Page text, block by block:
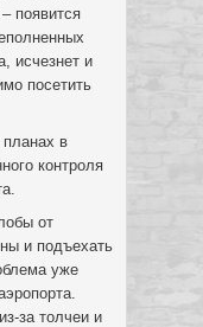
появится
исчезнет и
посетить
в
контроля
от
и подъехать
уже
из-за толчеи и